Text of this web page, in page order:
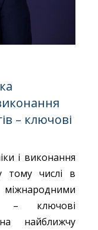
– ключові
і виконання
тому числі в
– ключові
найближчу